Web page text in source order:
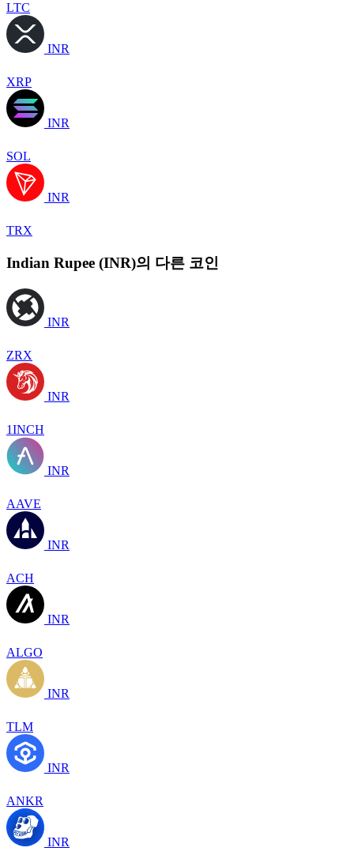
LTC
INR
XRP
INR
SOL
INR
TRX
Indian Rupee (INR)의 다른 코인
INR
ZRX
INR
1INCH
INR
AAVE
INR
ACH
INR
ALGO
INR
TLM
INR
ANKR
INR